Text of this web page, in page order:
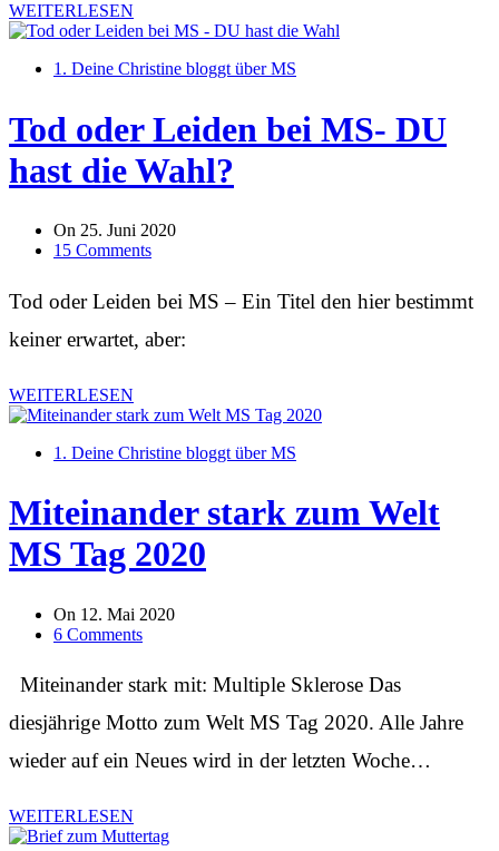
WEITERLESEN
1. Deine Christine bloggt über MS
Tod oder Leiden bei MS- DU
hast die Wahl?
On 25. Juni 2020
15 Comments
Tod oder Leiden bei MS – Ein Titel den hier bestimmt
keiner erwartet, aber:
WEITERLESEN
1. Deine Christine bloggt über MS
Miteinander stark zum Welt
MS Tag 2020
On 12. Mai 2020
6 Comments
Miteinander stark mit: Multiple Sklerose Das
diesjährige Motto zum Welt MS Tag 2020. Alle Jahre
wieder auf ein Neues wird in der letzten Woche…
WEITERLESEN